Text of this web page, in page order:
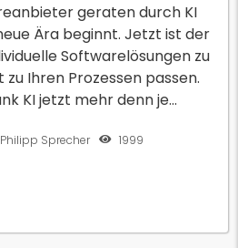
Philipp Sprecher 1999
geraten durch KI
Ära beginnt. Jetzt ist der
Softwarelösungen zu
Ihren Prozessen passen.
KI jetzt mehr denn je...